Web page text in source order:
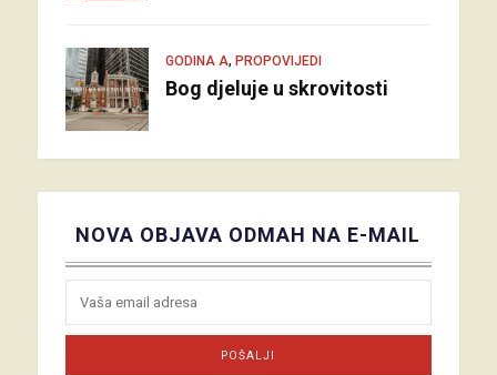
GODINA A, PROPOVIJEDI
Bog djeluje u skrovitosti
NOVA OBJAVA ODMAH NA E-MAIL